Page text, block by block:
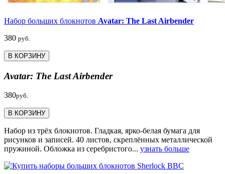
Набор больших блокнотов Avatar: The Last Airbender
380 руб.
В КОРЗИНУ
Avatar: The Last Airbender
380руб.
В КОРЗИНУ
Набор из трёх блокнотов. Гладкая, ярко-белая бумага для
рисунков и записей. 40 листов, скреплённых металлической
пружиной. Обложка из серебристого... узнать больше